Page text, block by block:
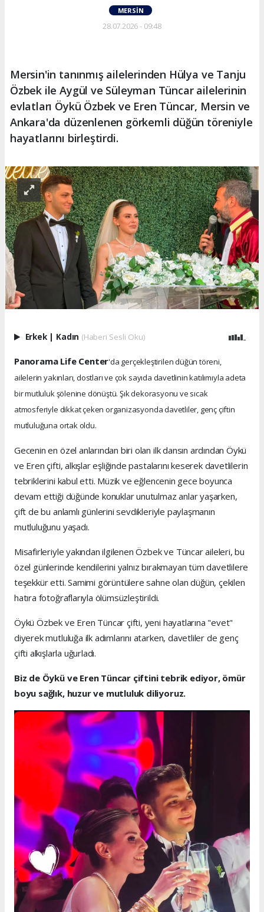
MERSIN
28.07.2026 - 09:48
Mersin'in tanınmış ailelerinden Hülya ve Tanju
Özbek ile Aygül ve Süleyman Tüncar ailelerinin
evlatları Öykü Özbek ve Eren Tüncar, Mersin ve
Ankara'da düzenlenen görkemli düğün töreniyle
hayatlarını birleştirdi.
Erkek | Kadın (Haberi Sesli Oku)
Panorama Life Center'da gerçekleştirilen düğün töreni,
ailelerin yakınları, dostları ve çok sayıda davetlinin katılımıyla adeta
bir mutluluk şölenine dönüştü. Şık dekorasyonu ve sıcak
atmosferiyle dikkat çeken organizasyonda davetliler, genç çiftin
mutluluğuna ortak oldu.
Gecenin en özel anlarından biri olan ilk dansın ardından Öykü
ve Eren çifti, alkışlar eşliğinde pastalarını keserek davetlilerin
tebriklerini kabul etti. Müzik ve eğlencenin gece boyunca
devam ettiği düğünde konuklar unutulmaz anlar yaşarken,
çift de bu anlamlı günlerini sevdikleriyle paylaşmanın
mutluluğunu yaşadı.
Misafirleriyle yakından ilgilenen Özbek ve Tüncar aileleri, bu
özel günlerinde kendilerini yalnız bırakmayan tüm davetlilere
teşekkür etti. Samimi görüntülere sahne olan düğün, çekilen
hatıra fotoğraflarıyla ölümsüzleştirildi.
Öykü Özbek ve Eren Tüncar çifti, yeni hayatlarına "evet"
diyerek mutluluğa ilk adımlarını atarken, davetliler de genç
çifti alkışlarla uğurladı.
Biz de Öykü ve Eren Tüncar çiftini tebrik ediyor, ömür
boyu sağlık, huzur ve mutluluk diliyoruz.